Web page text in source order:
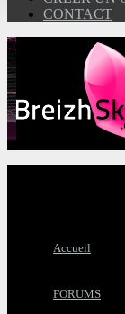
CONTACT
Accueil
FORUMS